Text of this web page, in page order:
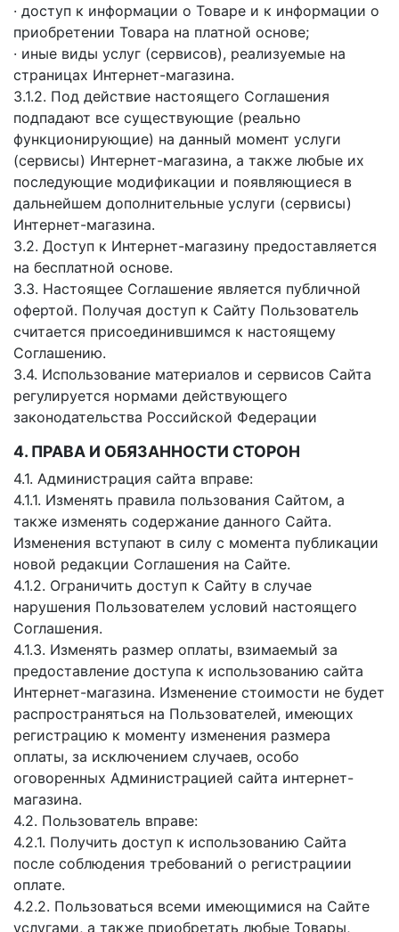
· доступ к информации о Товаре и к информации о
приобретении Товара на платной основе;
· иные виды услуг (сервисов), реализуемые на
страницах Интернет-магазина.
3.1.2. Под действие настоящего Соглашения
подпадают все существующие (реально
функционирующие) на данный момент услуги
(сервисы) Интернет-магазина, а также любые их
последующие модификации и появляющиеся в
дальнейшем дополнительные услуги (сервисы)
Интернет-магазина.
3.2. Доступ к Интернет-магазину предоставляется
на бесплатной основе.
3.3. Настоящее Соглашение является публичной
офертой. Получая доступ к Сайту Пользователь
считается присоединившимся к настоящему
Соглашению.
3.4. Использование материалов и сервисов Сайта
регулируется нормами действующего
законодательства Российской Федерации
4. ПРАВА И ОБЯЗАННОСТИ СТОРОН
4.1. Администрация сайта вправе:
4.1.1. Изменять правила пользования Сайтом, а
также изменять содержание данного Сайта.
Изменения вступают в силу с момента публикации
новой редакции Соглашения на Сайте.
4.1.2. Ограничить доступ к Сайту в случае
нарушения Пользователем условий настоящего
Соглашения.
4.1.3. Изменять размер оплаты, взимаемый за
предоставление доступа к использованию сайта
Интернет-магазина. Изменение стоимости не будет
распространяться на Пользователей, имеющих
регистрацию к моменту изменения размера
оплаты, за исключением случаев, особо
оговоренных Администрацией сайта интернет-
магазина.
4.2. Пользователь вправе:
4.2.1. Получить доступ к использованию Сайта
после соблюдения требований о регистрациии
оплате.
4.2.2. Пользоваться всеми имеющимися на Сайте
услугами, а также приобретать любые Товары,